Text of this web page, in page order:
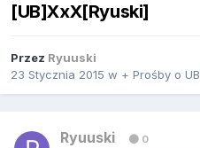
[UB]XxX[Ryuski]
Przez Ryuuski
23 Stycznia 2015 w + Prośby o UB
Ryuuski 0